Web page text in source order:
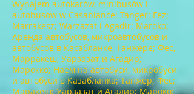
Wynajem autokarów, minibusów i
autobusów w Casablance; Tanger; Fez;
Marrakesz; Warzazat i Agadir; Maroko;
Аренда автобусов, микроавтобусов и
автобусов в Касабланке, Танжере; Фес,
Марракеш, Уарзазат и Агадир;
Марокко; Наем на автобуси, микробуси
и автобуси в Казабланка; Танжер; Фес;
Маракеш; Уарзазат и Агадир; Мароко;